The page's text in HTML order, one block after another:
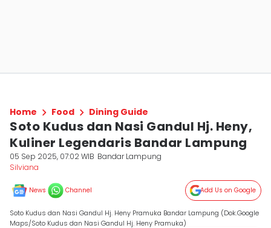
Home Food Dining Guide
Soto Kudus dan Nasi Gandul Hj. Heny,
Kuliner Legendaris Bandar Lampung
05 Sep 2025, 07:02 WIB Bandar Lampung
Silviana
News Channel Add Us on Google
Soto Kudus dan Nasi Gandul Hj. Heny Pramuka Bandar Lampung (Dok.Google
Maps/Soto Kudus dan Nasi Gandul Hj. Heny Pramuka)